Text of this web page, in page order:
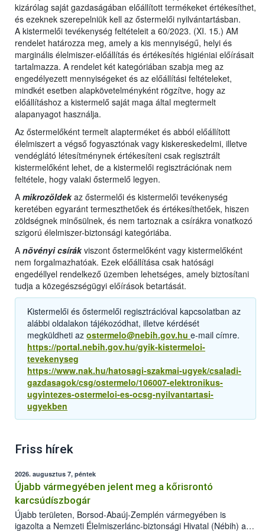
kizárólag saját gazdaságában előállított termékeket értékesíthet,
és ezeknek szerepelniük kell az őstermelői nyilvántartásban.
A kistermelői tevékenység feltételeit a 60/2023. (XI. 15.) AM
rendelet határozza meg, amely a kis mennyiségű, helyi és
marginális élelmiszer-előállítás és értékesítés higiéniai előírásait
tartalmazza. A rendelet két kategóriában szabja meg az
engedélyezett mennyiségeket és az előállítási feltételeket,
mindkét esetben alapkövetelményként rögzítve, hogy az
előállításhoz a kistermelő saját maga által megtermelt
alapanyagot használja.
Az őstermelőként termelt alapterméket és abból előállított
élelmiszert a végső fogyasztónak vagy kiskereskedelmi, illetve
vendéglátó létesítménynek értékesíteni csak regisztrált
kistermelőként lehet, de a kistermelői regisztrációnak nem
feltétele, hogy valaki őstermelő legyen.
A mikrozöldekaz őstermelői és kistermelői tevékenység
keretében egyaránt termeszthetőek és értékesíthetőek, hiszen
zöldségnek minősülnek, és nem tartoznak a csírákra vonatkozó
szigorú élelmiszer-biztonsági kategóriába.
A növényi csírákviszont őstermelőként vagy kistermelőként
nem forgalmazhatóak. Ezek előállítása csak hatósági
engedéllyel rendelkező üzemben lehetséges, amely biztosítani
tudja a közegészségügyi előírások betartását.
Kistermelői és őstermelői regisztrációval kapcsolatban az
alábbi oldalakon tájékozódhat, illetve kérdését
megküldheti az ostermelo@nebih.gov.hu e-mail címre.
https://portal.nebih.gov.hu/gyik-kistermeloi-
tevekenyseg
https://www.nak.hu/hatosagi-szakmai-ugyek/csaladi-
gazdasagok/csg/ostermelo/106007-elektronikus-
ugyintezes-ostermeloi-es-ocsg-nyilvantartasi-
ugyekben
Friss hírek
2026. augusztus 7, péntek
Újabb vármegyében jelent meg a kőrisrontó
karcsúdíszbogár
Újabb területen, Borsod-Abaúj-Zemplén vármegyében is
igazolta a Nemzeti Élelmiszerlánc-biztonsági Hivatal (Nébih) a